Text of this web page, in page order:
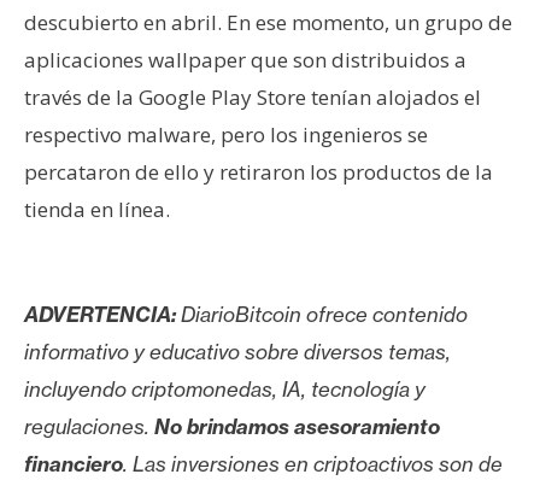
descubierto en abril. En ese momento, un grupo de
aplicaciones wallpaper que son distribuidos a
través de la Google Play Store tenían alojados el
respectivo malware, pero los ingenieros se
percataron de ello y retiraron los productos de la
tienda en línea.
ADVERTENCIA:DiarioBitcoin ofrece contenido
informativo y educativo sobre diversos temas,
incluyendo criptomonedas, IA, tecnología y
regulaciones. No brindamos asesoramiento
financiero. Las inversiones en criptoactivos son de